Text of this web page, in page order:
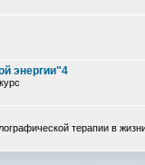
энергии"4
терапии в